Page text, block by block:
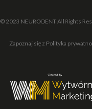
Zapoznaj się z Polityka
© 2023 NEURODENT All Rights